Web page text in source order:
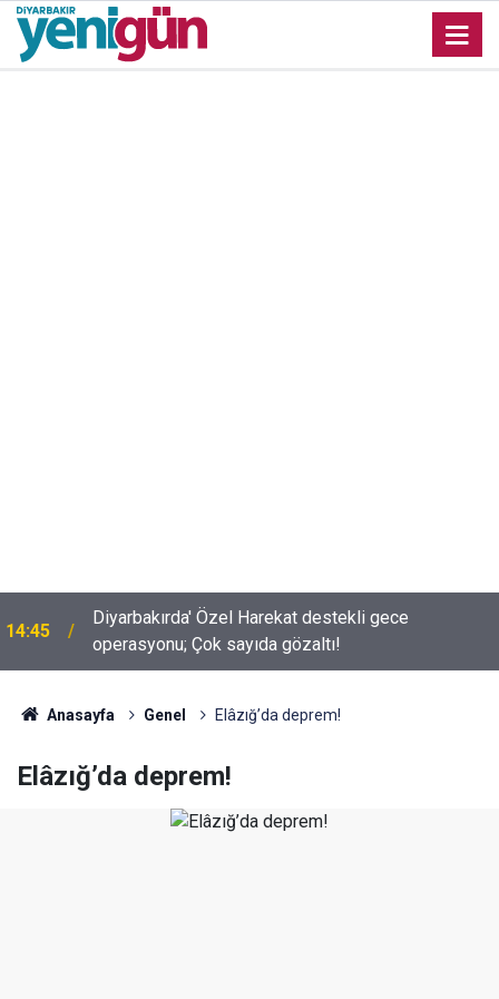
operasyonu; Çok sayıda gözaltı!
10:02
İYİ Partili Uz açıkladı; Türkiye’de kaç milyon Kürt
var?
Anasayfa Genel Elâzığ’da deprem!
Elâzığ’da deprem!